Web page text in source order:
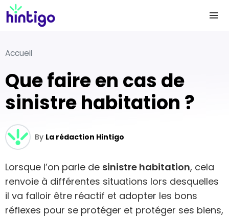
Accueil
Que faire en cas de
sinistre habitation ?
By La rédaction Hintigo
Lorsque l’on parle de sinistre habitation, cela
renvoie à différentes situations lors desquelles
il va falloir être réactif et adopter les bons
réflexes pour se protéger et protéger ses biens,